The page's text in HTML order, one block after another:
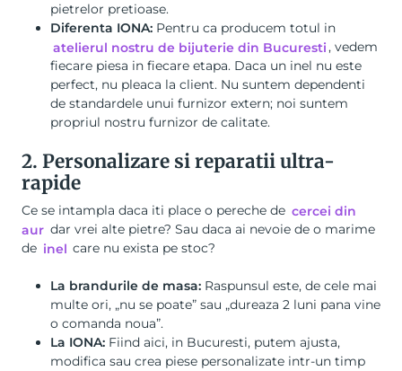
pietrelor pretioase.
Diferenta IONA: Pentru ca producem totul in
atelierul nostru de bijuterie din Bucuresti, vedem
fiecare piesa in fiecare etapa. Daca un inel nu este
perfect, nu pleaca la client. Nu suntem dependenti
de standardele unui furnizor extern; noi suntem
propriul nostru furnizor de calitate.
2. Personalizare si reparatii ultra-
rapide
Ce se intampla daca iti place o pereche de cercei din
aur dar vrei alte pietre? Sau daca ai nevoie de o marime
de inel care nu exista pe stoc?
La brandurile de masa: Raspunsul este, de cele mai
multe ori, „nu se poate” sau „dureaza 2 luni pana vine
o comanda noua”.
La IONA: Fiind aici, in Bucuresti, putem ajusta,
modifica sau crea piese personalizate intr-un timp